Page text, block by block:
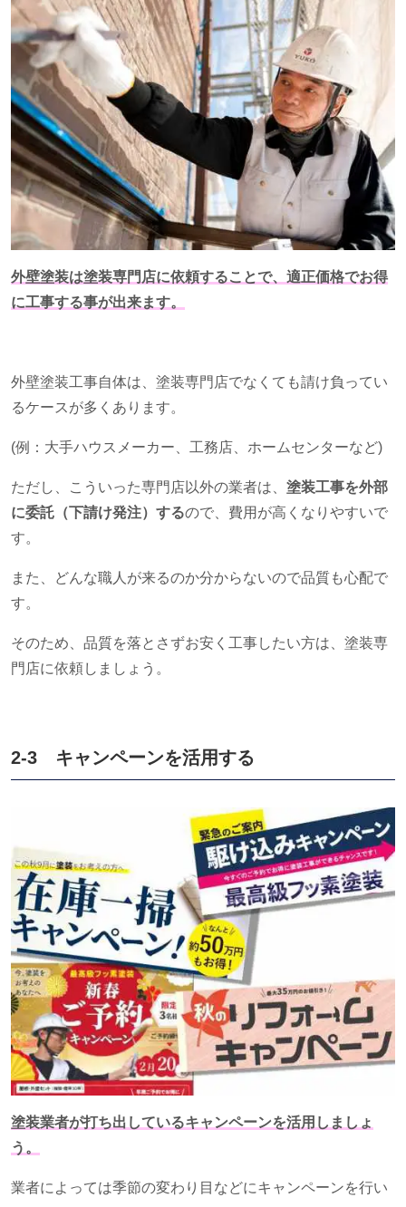
外壁塗装は塗装専門店に依頼することで、適正価格でお得
に工事する事が出来ます。
外壁塗装工事自体は、塗装専門店でなくても請け負ってい
るケースが多くあります。
(例：大手ハウスメーカー、工務店、ホームセンターなど)
ただし、こういった専門店以外の業者は、 塗装工事を外部
に委託（下請け発注）するので、費用が高くなりやすいで
す。
また、どんな職人が来るのか分からないので品質も心配で
す。
そのため、品質を落とさずお安く工事したい方は、塗装専
門店に依頼しましょう。
2-3 キャンペーンを活用する
塗装業者が打ち出しているキャンペーンを活用しましょ
う。
業者によっては季節の変わり目などにキャンペーンを行い